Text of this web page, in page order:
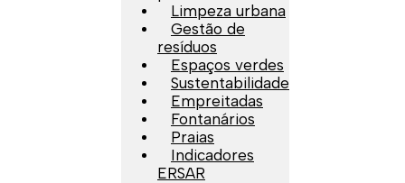
Limpeza urbana
Gestão de
resíduos
Espaços verdes
Sustentabilidade
Empreitadas
Fontanários
Praias
Indicadores
ERSAR